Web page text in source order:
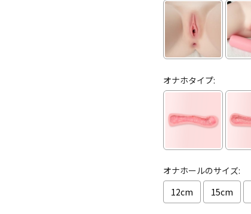
オナホタイプ:
オナホールのサイズ:
12cm
15cm